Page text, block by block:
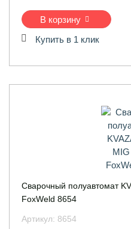
В корзину
Купить в 1 клик
Сварочный полуавтомат
FoxWeld 8654
Артикул: 8654